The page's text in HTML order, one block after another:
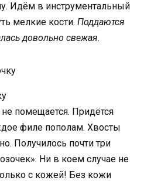
Идём в инструментальный
мелкие кости. Поддаются
довольно свежая.
помещается. Придётся
филе пополам. Хвосты
Получилось почти три
Ни в коем случае не
с кожей! Без кожи